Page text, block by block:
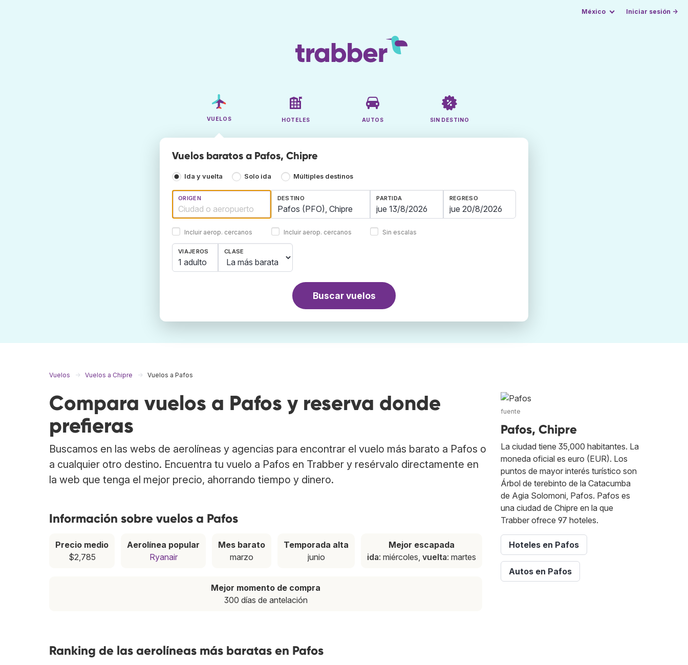
México Iniciar sesión →
VUELOS HOTELES AUTOS SIN DESTINO
Vuelos baratos a Pafos, Chipre
Ida y vuelta Solo ida Múltiples destinos
ORIGEN
Incluir aerop. cercanos
DESTINO
Incluir aerop. cercanos
PARTIDA REGRESO
Sin escalas
VIAJEROS
1 adulto
CLASE
Buscar vuelos
Vuelos Vuelos a Chipre Vuelos a Pafos
Compara vuelos a Pafos y reserva donde
prefieras
Buscamos en las webs de aerolíneas y agencias para encontrar el vuelo más barato a Pafos o
a cualquier otro destino. Encuentra tu vuelo a Pafos en Trabber y resérvalo directamente en
la web que tenga el mejor precio, ahorrando tiempo y dinero.
Información sobre vuelos a Pafos
Precio medio
$2,785
Aerolínea popular
Ryanair
Mes barato
marzo
Temporada alta
junio
Mejor escapada
ida: miércoles, vuelta: martes
Mejor momento de compra
300 días de antelación
Ranking de las aerolíneas más baratas en Pafos
fuente
Pafos, Chipre
La ciudad tiene 35,000 habitantes. La
moneda oficial es euro (EUR). Los
puntos de mayor interés turístico son
Árbol de terebinto de la Catacumba
de Agia Solomoni, Pafos. Pafos es
una ciudad de Chipre en la que
Trabber ofrece 97 hoteles.
Hoteles en Pafos
Autos en Pafos